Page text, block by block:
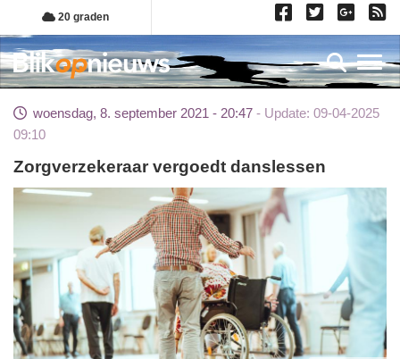
Overslaan
en
naar
de
gaan
20 graden
woensdag, 8. september 2021 - 20:47
Update: 09-04-2025
09:10
Zorgverzekeraar vergoedt danslessen